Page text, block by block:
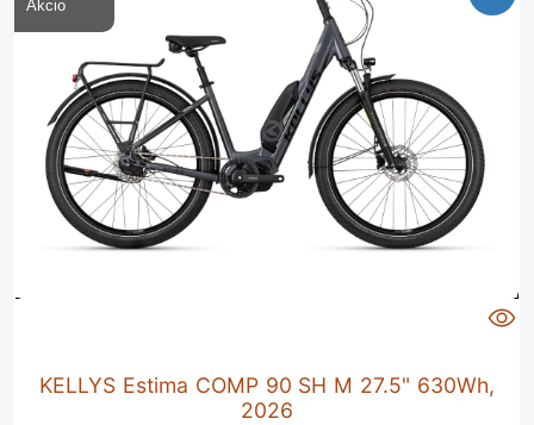
KELLYS Estima COMP 90 SH M 27.5" 630Wh,
2026